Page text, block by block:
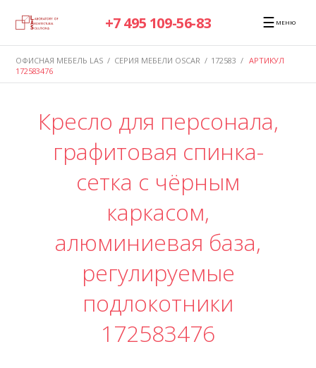
+7 495 109-56-83 ☰ МЕНЮ
ОФИСНАЯ МЕБЕЛЬ LAS / СЕРИЯ МЕБЕЛИ OSCAR / 172583 / АРТИКУЛ
172583476
Кресло для персонала,
графитовая спинка-
сетка с чёрным
каркасом,
алюминиевая база,
регулируемые
подлокотники
172583476